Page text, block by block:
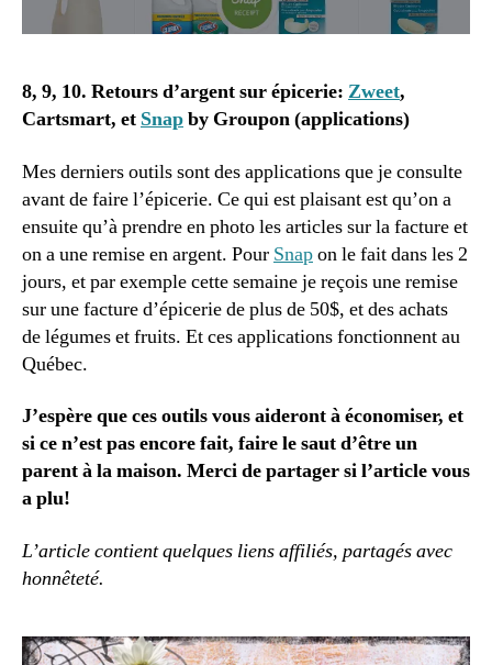
8, 9, 10. Retours d’argent sur épicerie: Zweet,
Cartsmart, et Snapby Groupon (applications)
Mes derniers outils sont des applications que je consulte
avant de faire l’épicerie. Ce qui est plaisant est qu’on a
ensuite qu’à prendre en photo les articles sur la facture et
on a une remise en argent. Pour Snapon le fait dans les 2
jours, et par exemple cette semaine je reçois une remise
sur une facture d’épicerie de plus de 50$, et des achats
de légumes et fruits. Et ces applications fonctionnent au
Québec.
J’espère que ces outils vous aideront à économiser, et
si ce n’est pas encore fait, faire le saut d’être un
parent à la maison. Merci de partager si l’article vous
a plu!
L’article contient quelques liens affiliés, partagés avec
honnêteté.